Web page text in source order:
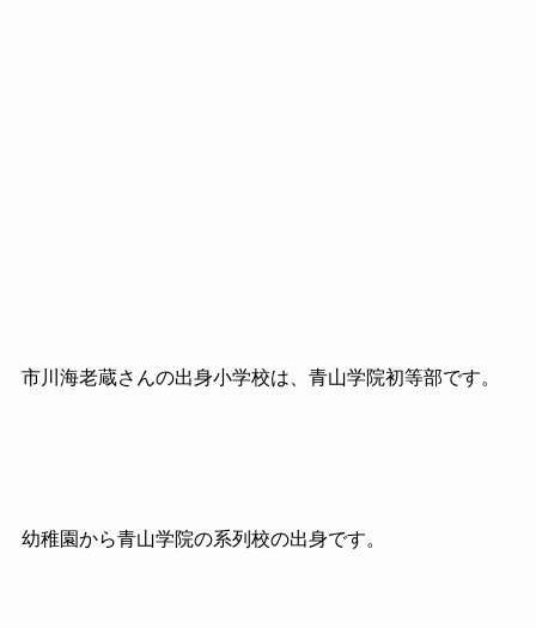
市川海老蔵さんの出身小学校は、青山学院初等部です。
幼稚園から青山学院の系列校の出身です。